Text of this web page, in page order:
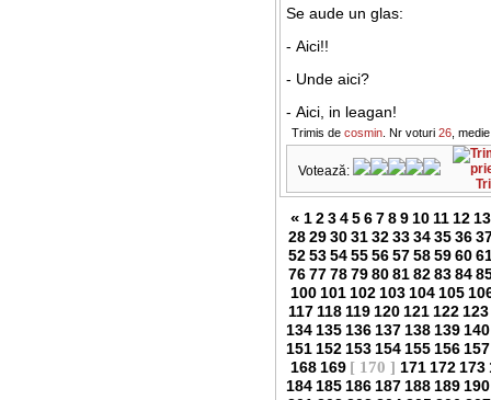
Se aude un glas:
- Aici!!
- Unde aici?
- Aici, in leagan!
Trimis de cosmin. Nr voturi 26,
Votează:
« 1 2 3 4 5 6 7 8 9 10 11 12 13
28 29 30 31 32 33 34 35 36
52 53 54 55 56 57 58 59 60
76 77 78 79 80 81 82 83 84
100 101 102 103 104 105
117 118 119 120 121 122 123
134 135 136 137 138 139 140
151 152 153 154 155 156 157
168 169 [ 170 ] 171 172 173
184 185 186 187 188 189 190